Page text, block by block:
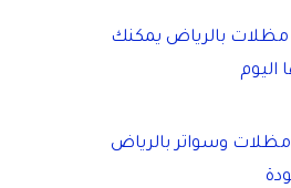
أنواع مظلات بالرياض يمكنك
اليوم
أنواع مظلات وسواتر بالرياض